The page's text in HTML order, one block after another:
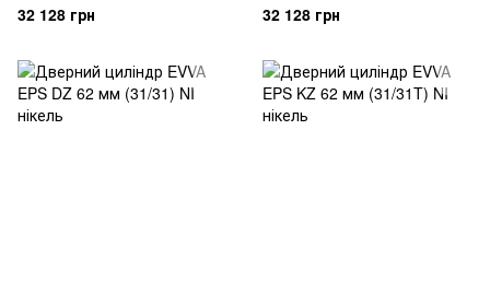
32 128 грн 32 128 грн